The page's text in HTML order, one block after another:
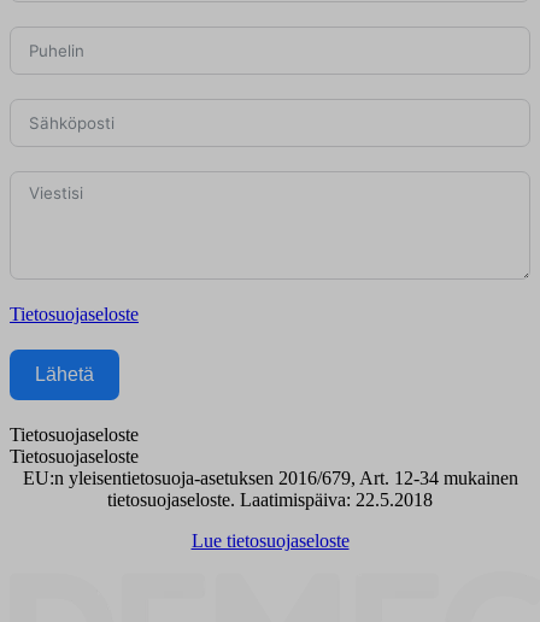
Tietosuojaseloste
Lähetä
Tietosuojaseloste
Tietosuojaseloste
EU:n yleisentietosuoja-asetuksen 2016/679, Art. 12-34 mukainen
tietosuojaseloste. Laatimispäiva: 22.5.2018
Lue tietosuojaseloste